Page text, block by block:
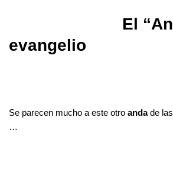
El
evangelio
Se parecen mucho a este otro andade
…